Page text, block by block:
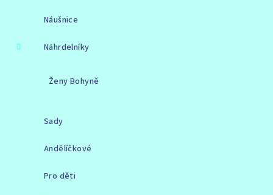
Náušnice
Náhrdelníky
Ženy Bohyně
Sady
Andělíčkové
Pro děti